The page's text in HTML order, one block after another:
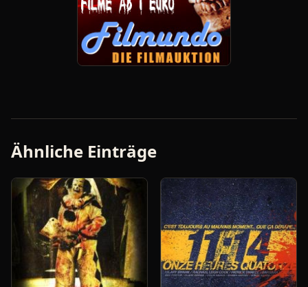
Ähnliche Einträge